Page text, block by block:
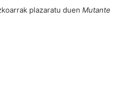
plazaratu duen Mutante